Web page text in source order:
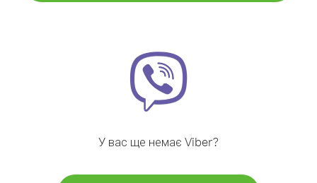
У вас ще немає Viber?